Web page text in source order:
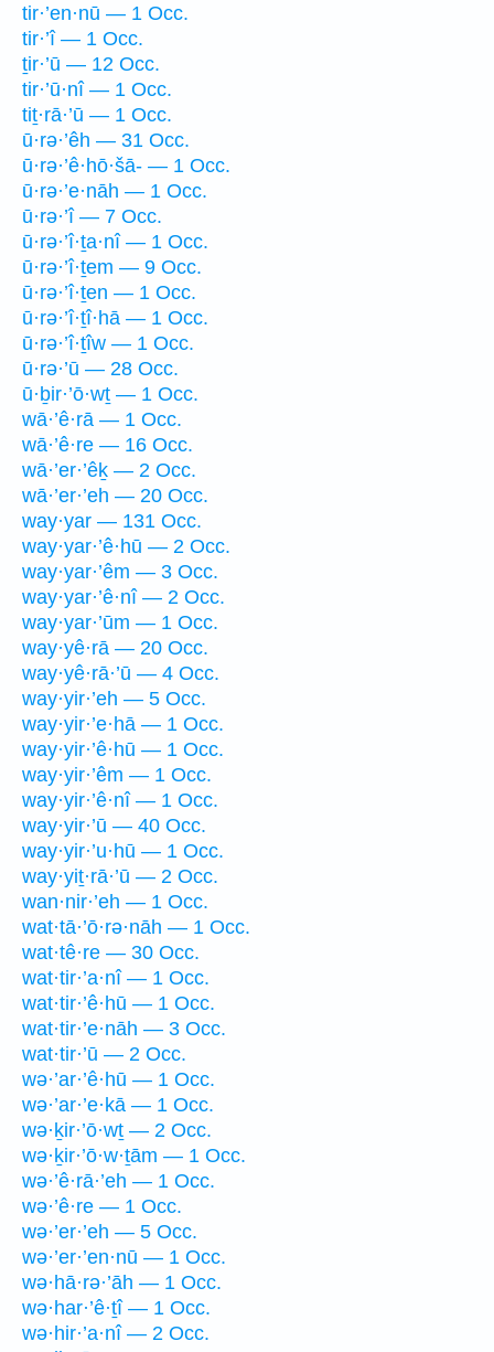
tir·’en·nū — 1 Occ.
tir·’î — 1 Occ.
ṯir·’ū — 12 Occ.
tir·’ū·nî — 1 Occ.
tiṯ·rā·’ū — 1 Occ.
ū·rə·’êh — 31 Occ.
ū·rə·’ê·hō·šā- — 1 Occ.
ū·rə·’e·nāh — 1 Occ.
ū·rə·’î — 7 Occ.
ū·rə·’î·ṯa·nî — 1 Occ.
ū·rə·’î·ṯem — 9 Occ.
ū·rə·’î·ṯen — 1 Occ.
ū·rə·’î·ṯî·hā — 1 Occ.
ū·rə·’î·ṯîw — 1 Occ.
ū·rə·’ū — 28 Occ.
ū·ḇir·’ō·wṯ — 1 Occ.
wā·’ê·rā — 1 Occ.
wā·’ê·re — 16 Occ.
wā·’er·’êḵ — 2 Occ.
wā·’er·’eh — 20 Occ.
way·yar — 131 Occ.
way·yar·’ê·hū — 2 Occ.
way·yar·’êm — 3 Occ.
way·yar·’ê·nî — 2 Occ.
way·yar·’ūm — 1 Occ.
way·yê·rā — 20 Occ.
way·yê·rā·’ū — 4 Occ.
way·yir·’eh — 5 Occ.
way·yir·’e·hā — 1 Occ.
way·yir·’ê·hū — 1 Occ.
way·yir·’êm — 1 Occ.
way·yir·’ê·nî — 1 Occ.
way·yir·’ū — 40 Occ.
way·yir·’u·hū — 1 Occ.
way·yiṯ·rā·’ū — 2 Occ.
wan·nir·’eh — 1 Occ.
wat·tā·’ō·rə·nāh — 1 Occ.
wat·tê·re — 30 Occ.
wat·tir·’a·nî — 1 Occ.
wat·tir·’ê·hū — 1 Occ.
wat·tir·’e·nāh — 3 Occ.
wat·tir·’ū — 2 Occ.
wə·’ar·’ê·hū — 1 Occ.
wə·’ar·’e·kā — 1 Occ.
wə·ḵir·’ō·wṯ — 2 Occ.
wə·ḵir·’ō·w·ṯām — 1 Occ.
wə·’ê·rā·’eh — 1 Occ.
wə·’ê·re — 1 Occ.
wə·’er·’eh — 5 Occ.
wə·’er·’en·nū — 1 Occ.
wə·hā·rə·’āh — 1 Occ.
wə·har·’ê·ṯî — 1 Occ.
wə·hir·’a·nî — 2 Occ.